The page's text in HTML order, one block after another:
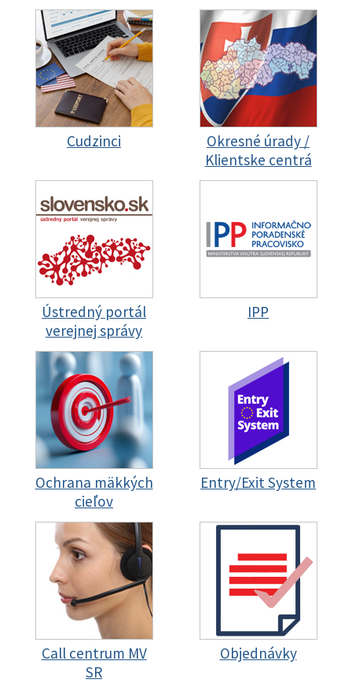
Cudzinci
Okresné úrady /
Klientske centrá
Ústredný portál
verejnej správy
IPP
Ochrana mäkkých
cieľov
Entry/Exit System
Call centrum MV
SR
Objednávky